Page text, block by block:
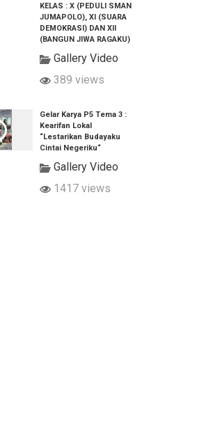
KELAS : X (PEDULI SMAN
JUMAPOLO), XI (SUARA
DEMOKRASI) DAN XII
(BANGUN JIWA RAGAKU)
Gallery Video
389 views
Gelar Karya P5 Tema 3 :
Kearifan Lokal
“Lestarikan Budayaku
Cintai Negeriku“
Gallery Video
1417 views